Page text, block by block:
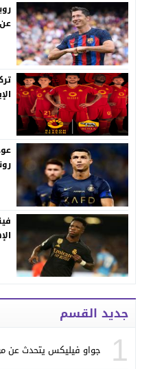
جديد القسم
1 جواو فيليكس يتحدث عن